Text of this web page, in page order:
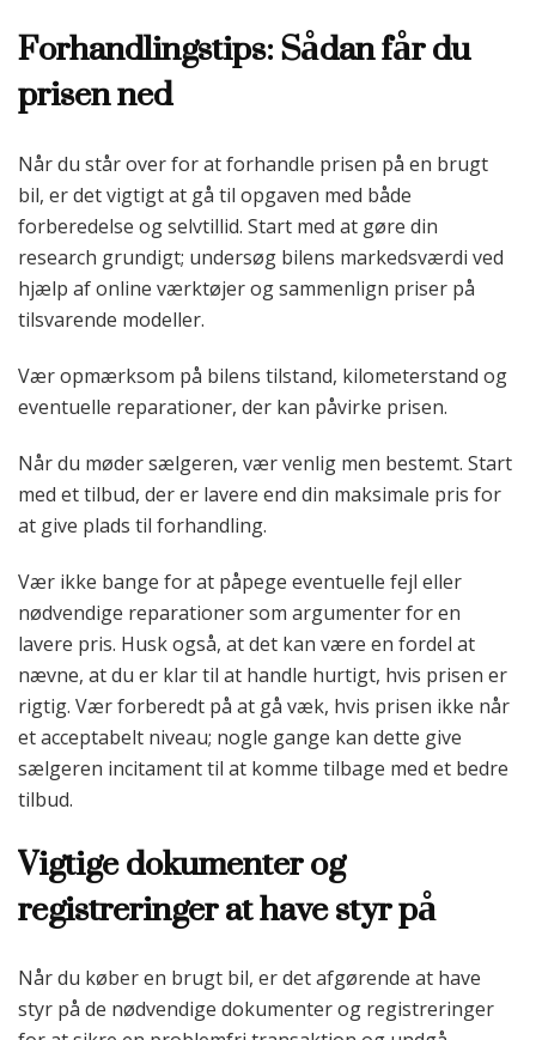
Forhandlingstips: Sådan får du
prisen ned
Når du står over for at forhandle prisen på en brugt
bil, er det vigtigt at gå til opgaven med både
forberedelse og selvtillid. Start med at gøre din
research grundigt; undersøg bilens markedsværdi ved
hjælp af online værktøjer og sammenlign priser på
tilsvarende modeller.
Vær opmærksom på bilens tilstand, kilometerstand og
eventuelle reparationer, der kan påvirke prisen.
Når du møder sælgeren, vær venlig men bestemt. Start
med et tilbud, der er lavere end din maksimale pris for
at give plads til forhandling.
Vær ikke bange for at påpege eventuelle fejl eller
nødvendige reparationer som argumenter for en
lavere pris. Husk også, at det kan være en fordel at
nævne, at du er klar til at handle hurtigt, hvis prisen er
rigtig. Vær forberedt på at gå væk, hvis prisen ikke når
et acceptabelt niveau; nogle gange kan dette give
sælgeren incitament til at komme tilbage med et bedre
tilbud.
Vigtige dokumenter og
registreringer at have styr på
Når du køber en brugt bil, er det afgørende at have
styr på de nødvendige dokumenter og registreringer